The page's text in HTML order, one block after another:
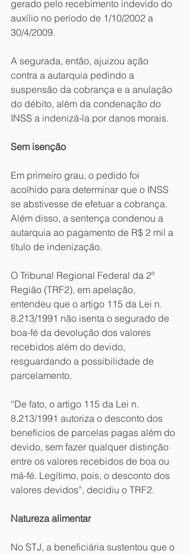
gerado pelo recebimento indevido do
auxílio no período de 1/10/2002 a
30/4/2009.
A segurada, então, ajuizou ação
contra a autarquia pedindo a
suspensão da cobrança e a anulação
do débito, além da condenação do
INSS a indenizá-la por danos morais.
Sem isenção
Em primeiro grau, o pedido foi
acolhido para determinar que o INSS
se abstivesse de efetuar a cobrança.
Além disso, a sentença condenou a
autarquia ao pagamento de R$ 2 mil a
título de indenização.
O Tribunal Regional Federal da 2ª
Região (TRF2), em apelação,
entendeu que o artigo 115 da Lei n.
8.213/1991 não isenta o segurado de
boa-fé da devolução dos valores
recebidos além do devido,
resguardando a possibilidade de
parcelamento.
“De fato, o artigo 115 da Lei n.
8.213/1991 autoriza o desconto dos
benefícios de parcelas pagas além do
devido, sem fazer qualquer distinção
entre os valores recebidos de boa ou
má-fé. Legítimo, pois, o desconto dos
valores devidos”, decidiu o TRF2.
Natureza alimentar
No STJ, a beneficiária sustentou que o